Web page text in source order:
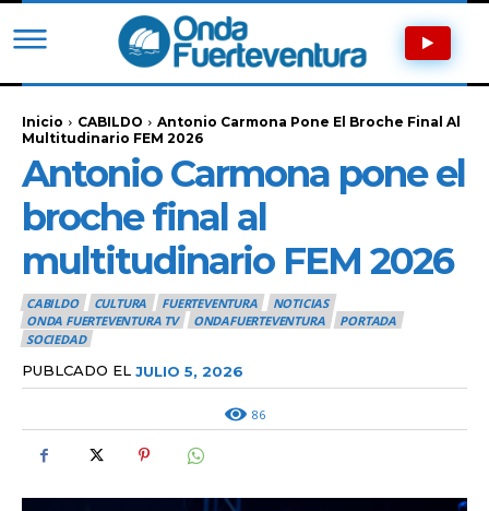
Inicio CABILDO
Antonio Carmona Pone El Broche Final Al
Multitudinario FEM 2026
Antonio Carmona pone el
broche final al
multitudinario FEM 2026
CABILDO CULTURA FUERTEVENTURA
NOTICIAS
ONDA FUERTEVENTURA TV
ONDAFUERTEVENTURA
PORTADA
SOCIEDAD
PUBLCADO EL JULIO 5, 2026
86